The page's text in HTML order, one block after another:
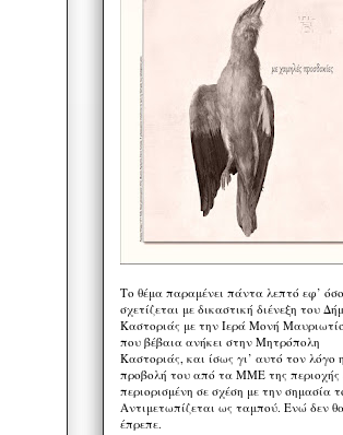
Το θέμα παραμένει πάντα λεπτό εφ’
σχετίζεται με δικαστική διένεξη του
Καστοριάς με την Ιερά Μονή
που βέβαια ανήκει στην Μητρόπολη
Καστοριάς, και ίσως γι’ αυτό τον λόγο η
προβολή του από τα ΜΜΕ της περιοχής
περιορισμένη σε σχέση με την σημασία
Αντιμετωπίζεται ως ταμπού. Ενώ δεν θα
έπρεπε.